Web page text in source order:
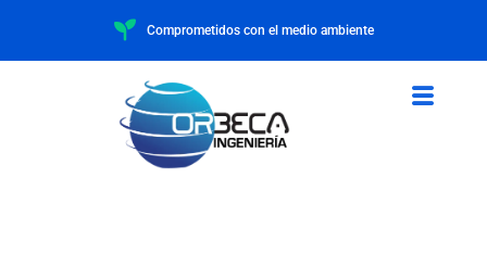
Comprometidos con el medio ambiente